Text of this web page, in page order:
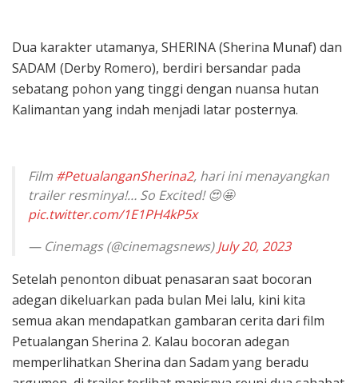
Dua karakter utamanya, SHERINA (Sherina Munaf) dan
SADAM (Derby Romero), berdiri bersandar pada
sebatang pohon yang tinggi dengan nuansa hutan
Kalimantan yang indah menjadi latar posternya.
Film #PetualanganSherina2, hari ini menayangkan
trailer resminya!… So Excited! 😍🤩
pic.twitter.com/1E1PH4kP5x
— Cinemags (@cinemagsnews)July 20, 2023
Setelah penonton dibuat penasaran saat bocoran
adegan dikeluarkan pada bulan Mei lalu, kini kita
semua akan mendapatkan gambaran cerita dari film
Petualangan Sherina 2. Kalau bocoran adegan
memperlihatkan Sherina dan Sadam yang beradu